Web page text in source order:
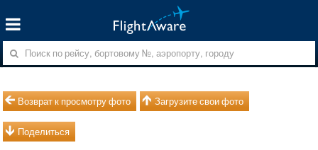
Возврат к просмотру фото Загрузите свои фото
Поделиться